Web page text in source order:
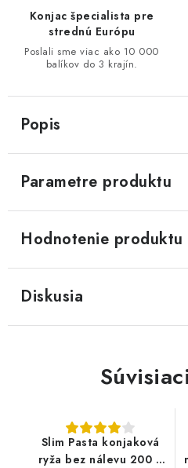
Konjac špecialista pre
strednú Európu
Poslali sme viac ako 10 000
balíkov do 3 krajín.
Popis
Parametre produktu
Hodnotenie produktu
Diskusia
Slim Pasta konjaková
ryža bez nálevu 200 g